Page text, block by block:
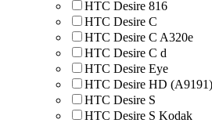
HTC Desire 816
HTC Desire C
HTC Desire C A320e
HTC Desire C d
HTC Desire Eye
HTC Desire HD (A9191)
HTC Desire S
HTC Desire S Kodak